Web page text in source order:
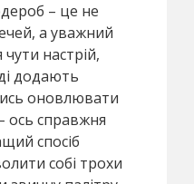
– це не
а уважний
настрій,
додають
оновлювати
ось справжня
спосіб
собі трохи